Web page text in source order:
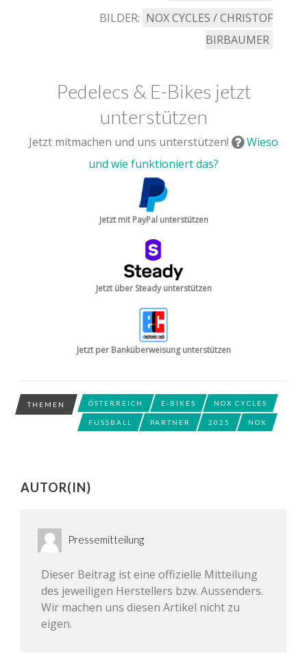
BILDER: NOX CYCLES / CHRISTOF
BIRBAUMER
Pedelecs & E-Bikes jetzt
unterstützen
Jetzt mitmachen und uns unterstützen!
Wieso
und wie funktioniert das?
Jetzt mit PayPal unterstützen
Jetzt über Steady unterstützen
Jetzt per Banküberweisung unterstützen
THEMEN ÖSTERREICH E-BIKES NOX CYCLES
FUSSBALL PARTNER 2025 NOX
AUTOR(IN)
Pressemitteilung
Dieser Beitrag ist eine offizielle Mitteilung
des jeweiligen Herstellers bzw. Aussenders.
Wir machen uns diesen Artikel nicht zu
eigen.